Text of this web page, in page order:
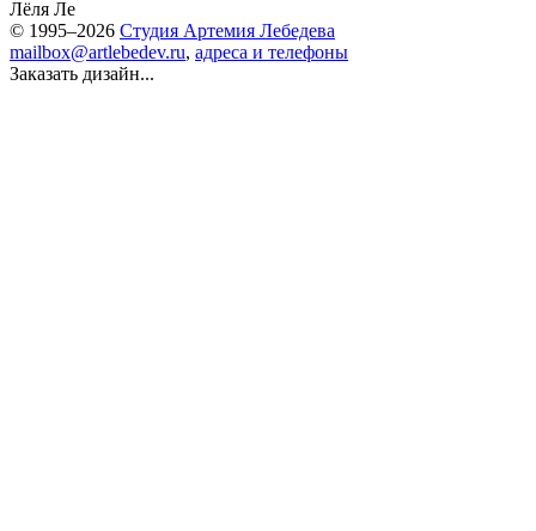
Лёля Ле
© 1995–2026 Студия Артемия Лебедева
mailbox@artlebedev.ru, адреса и телефоны
Заказать дизайн...